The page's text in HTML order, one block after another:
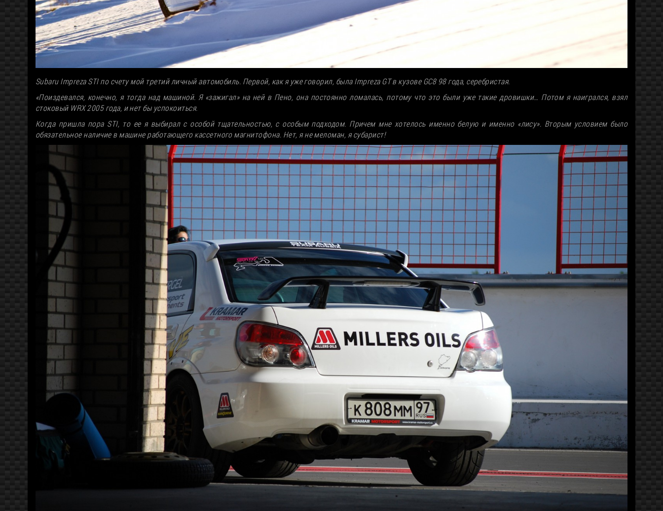
Subaru Impreza STI по счету мой третий личный автомобиль. Первой, как я уже говорил, была Impreza GT в кузове GC8 98 года, серебристая.
«Поиздевался, конечно, я тогда над машиной. Я «зажигал» на ней в Пено, она постоянно ломалась, потому что это были уже такие дровишки… Потом я наигрался, взял
стоковый WRX 2005 года, и нет бы успокоиться.
Когда пришла пора STI, то ее я выбирал с особой тщательностью, с особым подходом. Причем мне хотелось именно белую и именно «лису». Вторым условием было
обязательное наличие в машине работающего кассетного магнитофона. Нет, я не меломан, я субарист!